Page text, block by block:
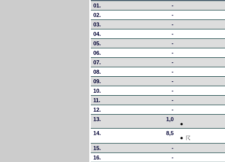
01.
-
02.
-
03.
-
04.
-
05.
-
06.
-
07.
-
08.
-
09.
-
10.
-
11.
-
12.
-
13.
1,0
14. 8,5
15. -
16.
-